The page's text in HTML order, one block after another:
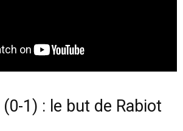
1) : le but de Rabiot